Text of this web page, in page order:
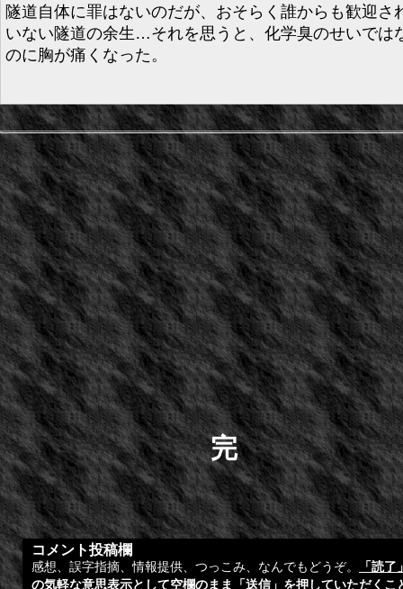
隧道自体に罪はないのだが、おそらく誰からも歓迎さ
いない隧道の余生…それを思うと、化学臭のせいでは
のに胸が痛くなった。
完
コメント投稿欄
感想、誤字指摘、情報提供、つっこみ、なんでもどうぞ。
「読了
の気軽な意思表示として空欄のまま「送信」を押していただくこ